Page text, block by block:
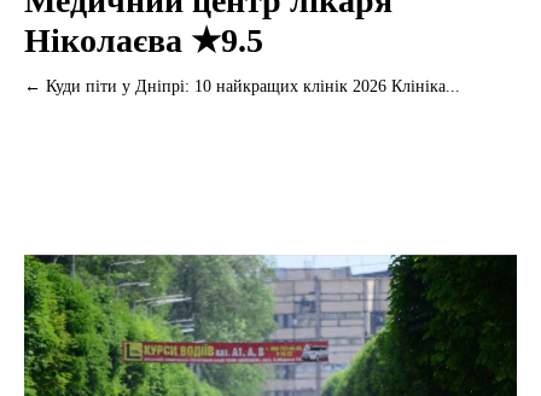
Ніколаєва ★9.5
← Куди піти у Дніпрі: 10 найкращих клінік 2026 Клініка...